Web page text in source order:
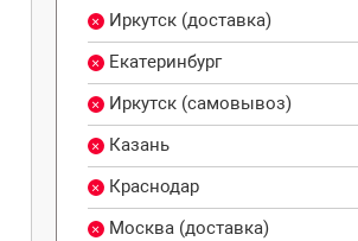
Иркутск (доставка)
Екатеринбург
Иркутск (самовывоз)
Казань
Краснодар
Москва (доставка)